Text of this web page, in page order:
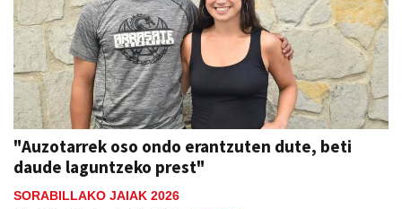
"Auzotarrek oso ondo erantzuten dute, beti
daude laguntzeko prest"
SORABILLAKO JAIAK 2026